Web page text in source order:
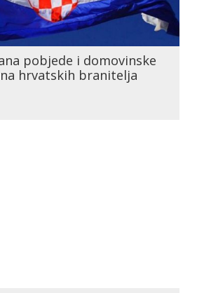
pobjede i domovinske
hrvatskih branitelja